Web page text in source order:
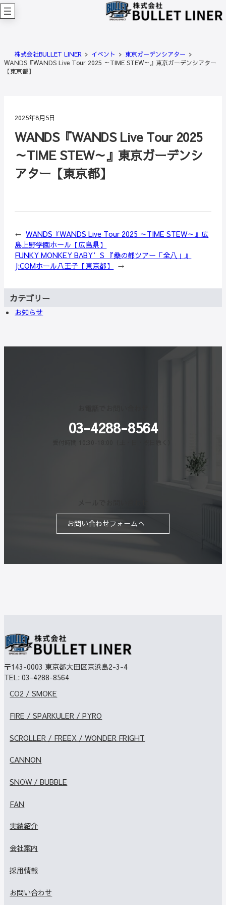
内
容
ッ
プ
株式会社BULLET LINER イベント
東京ガーデンシアター
WANDS『WANDS Live Tour 2025 ～TIME STEW～』東京ガーデンシアター
【東京都】
2025年8月5日
WANDS『WANDS Live Tour 2025
～TIME STEW～』東京ガーデンシ
アター【東京都】
← WANDS『WANDS Live Tour 2025 ～TIME STEW～』広
島上野学園ホール【広島県】
FUNKY MONKEY BΛBY’S 『桑の都ツアー「全八」』
J:COMホール八王子【東京都】
→
カテゴリー
お知らせ
03-4288-8564
受付時間 10:30-18:00（土・日・祝日除く）
お問い合わせフォームへ
〒143-0003 東京都大田区京浜島2-3-4
TEL: 03-4288-8564
CO2 / SMOKE
FIRE / SPARKULER / PYRO
SCROLLER / FREEX / WONDER FRIGHT
CANNON
SNOW / BUBBLE
FAN
実績紹介
会社案内
採用情報
お問い合わせ